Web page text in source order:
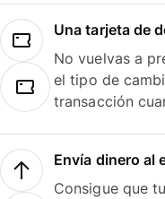
Una tarjeta de
No vuelvas a
el tipo de
transacción
Envía dinero al
Consigue que